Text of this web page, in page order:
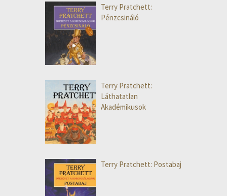
Terry Pratchett:
Pénzcsináló
Terry Pratchett:
Láthatatlan
Akadémikusok
Terry Pratchett: Postabaj